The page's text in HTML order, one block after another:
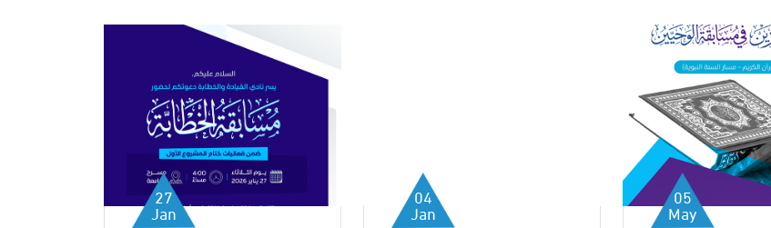
05
May
04
Jan
27
Jan